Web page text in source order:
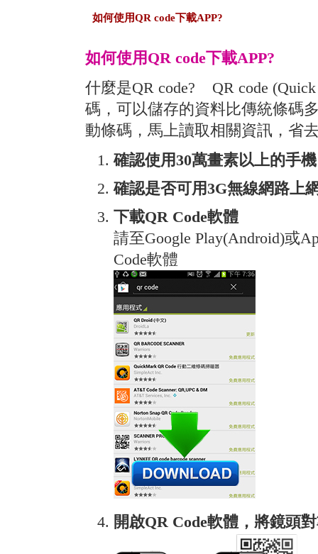
如何使用QR code下載APP?
如何使用QR code下載APP?
什麼是QR code? QR code
碼，可以儲存的資料比傳統條碼
動條碼，馬上讀取相關資訊，省
確認使用30萬畫素以上的手機
確認是否可用3G無線網路上
下載QR Code軟體
請至Google Play(Android)或
Code軟體
開啟QR Code軟體，將鏡頭